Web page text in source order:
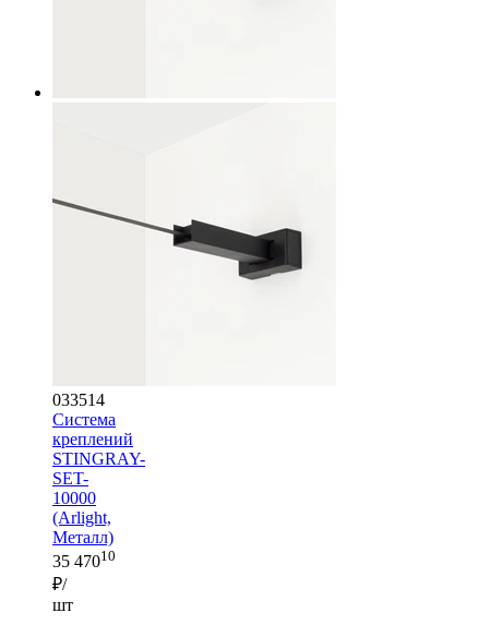
033514
Система
креплений
STINGRAY-
SET-
10000
(Arlight,
Металл)
35 47010
₽/
шт